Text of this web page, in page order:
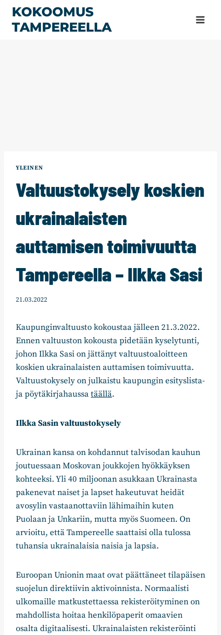
Siirry
sisältöön
KOKOOMUS
TAMPEREELLA
YLEINEN
Valtuustokysely koskien
ukrainalaisten
auttamisen toimivuutta
Tampereella – Ilkka Sasi
21.03.2022
Kaupunginvaltuusto kokoustaa jälleen 21.3.2022.
Ennen valtuuston kokousta pidetään kyselytunti,
johon Ilkka Sasi on jättänyt valtuustoaloitteen
koskien ukrainalaisten auttamisen toimivuutta.
Valtuustokysely on julkaistu kaupungin esityslista-
ja pöytäkirjahaussatäällä.
Ilkka Sasin valtuustokysely
Ukrainan kansa on kohdannut talvisodan kauhun
joutuessaan Moskovan joukkojen hyökkäyksen
kohteeksi. Yli 40 miljoonan asukkaan Ukrainasta
pakenevat naiset ja lapset hakeutuvat heidät
avosylin vastaanottaviin lähimaihin kuten
Puolaan ja Unkariin, mutta myös Suomeen. On
arvioitu, että Tampereelle saattaisi olla tulossa
tuhansia ukrainalaisia naisia ja lapsia.
Euroopan Unionin maat ovat päättäneet tilapäisen
suojelun direktiivin aktivoinnista. Normaalisti
ulkomaille matkustettaessa rekisteröityminen on
mahdollista hoitaa henkilöpaperit omaavien
osalta digitaalisesti. Ukrainalaisten rekisteröinti